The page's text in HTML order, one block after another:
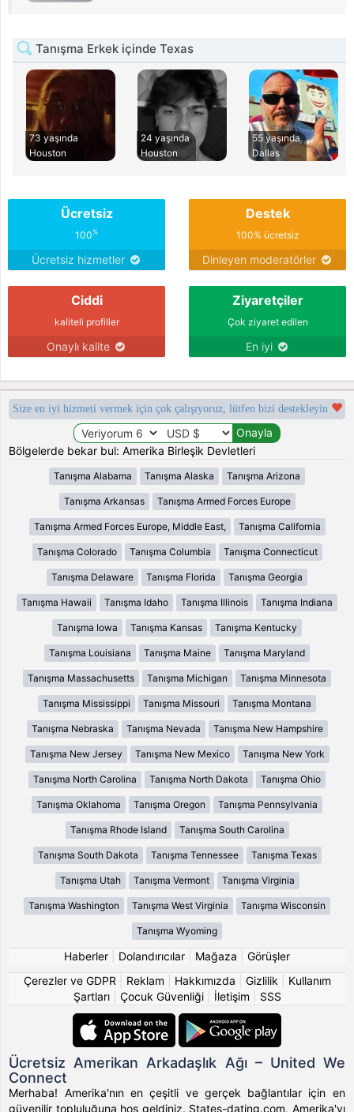
Tanışma Erkek içinde Texas
73 yaşında
Houston
24 yaşında
Houston
55 yaşında
Dallas
Ücretsiz
100%
Ücretsiz hizmetler
Destek
100% ücretsiz
Dinleyen moderatörler
Ciddi
kaliteli profiller
Onaylı kalite
Ziyaretçiler
Çok ziyaret edilen
En iyi
Size en iyi hizmeti vermek için çok çalışıyoruz, lütfen bizi destekleyin
Bölgelerde bekar bul: Amerika Birleşik Devletleri
Tanışma Alabama Tanışma Alaska Tanışma Arizona
Tanışma Arkansas Tanışma Armed Forces Europe
Tanışma Armed Forces Europe, Middle East, Tanışma California
Tanışma Colorado Tanışma Columbia Tanışma Connecticut
Tanışma Delaware Tanışma Florida Tanışma Georgia
Tanışma Hawaii Tanışma Idaho Tanışma Illinois Tanışma Indiana
Tanışma Iowa Tanışma Kansas Tanışma Kentucky
Tanışma Louisiana Tanışma Maine Tanışma Maryland
Tanışma Massachusetts Tanışma Michigan Tanışma Minnesota
Tanışma Mississippi Tanışma Missouri Tanışma Montana
Tanışma Nebraska Tanışma Nevada Tanışma New Hampshire
Tanışma New Jersey Tanışma New Mexico Tanışma New York
Tanışma North Carolina Tanışma North Dakota Tanışma Ohio
Tanışma Oklahoma Tanışma Oregon Tanışma Pennsylvania
Tanışma Rhode Island Tanışma South Carolina
Tanışma South Dakota Tanışma Tennessee Tanışma Texas
Tanışma Utah Tanışma Vermont Tanışma Virginia
Tanışma Washington Tanışma West Virginia Tanışma Wisconsin
Tanışma Wyoming
Haberler Dolandırıcılar Mağaza
Görüşler
Çerezler ve GDPR
Reklam Hakkımızda Gizlilik
Kullanım
Şartları| Çocuk Güvenliği| İletişim SSS
Ücretsiz Amerikan Arkadaşlık Ağı – United We
Connect
Merhaba! Amerika'nın en çeşitli ve gerçek bağlantılar için en
güvenilir topluluğuna hoş geldiniz. States-dating.com, Amerika'yı